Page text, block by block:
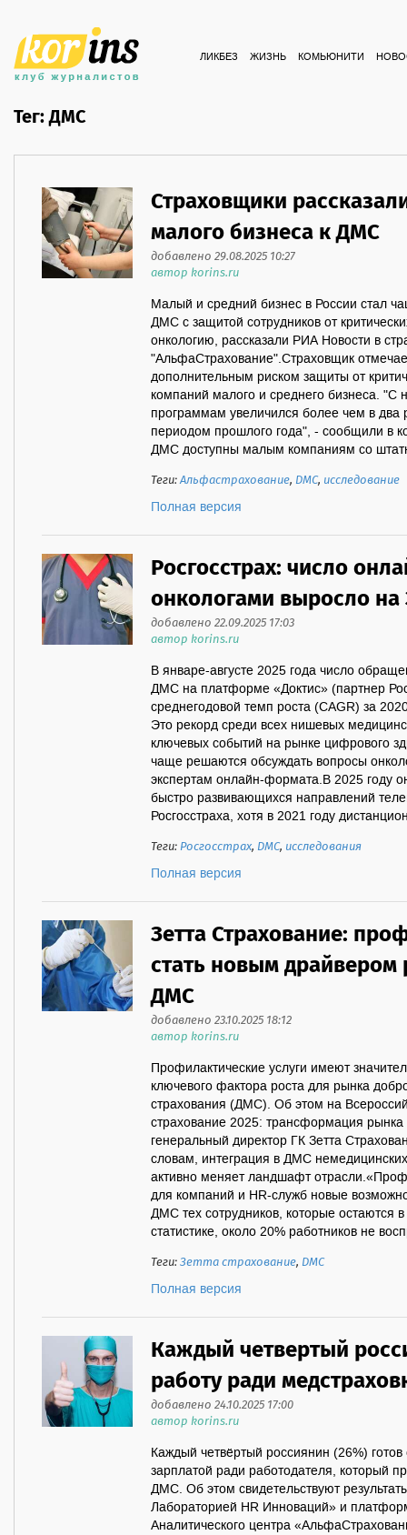
ЛИКБЕЗ ЖИЗНЬ КОМЬЮНИТИ
Тег: ДМС
Страховщики
малого бизнеса к ДМС
добавлено 29.08.2025 10:27
автор korins.ru
Малый и средний бизнес в России стал
ДМС с защитой сотрудников от
онкологию, рассказали РИА Новости в
"АльфаСтрахование".Страховщик
дополнительным риском защиты от
компаний малого и среднего бизнеса. "С
программам увеличился более чем в
периодом прошлого года", - сообщили в
ДМС доступны малым компаниям со
Теги:Альфастрахование, ДМС, исследование
Полная версия
Росгосстрах: число
онкологами выросло на
добавлено 22.09.2025 17:03
автор korins.ru
В январе-августе 2025 года число
ДМС на платформе «Доктис» (партнер
среднегодовой темп роста (CAGR) за
Это рекорд среди всех нишевых
ключевых событий на рынке цифрового
чаще решаются обсуждать вопросы
экспертам онлайн-формата.В 2025 году
быстро развивающихся направлений
Росгосстраха, хотя в 2021 году
Теги:Росгосстрах, ДМС, исследования
Полная версия
Зетта Страхование:
стать новым драйвером
ДМС
добавлено 23.10.2025 18:12
автор korins.ru
Профилактические услуги имеют
ключевого фактора роста для рынка
страхования (ДМС). Об этом на
страхование 2025: трансформация рынка
генеральный директор ГК Зетта
словам, интеграция в ДМС
активно меняет ландшафт
для компаний и HR-служб новые
ДМС тех сотрудников, которые остаются
статистике, около 20% работников не
Теги:Зетта страхование, ДМС
Полная версия
Каждый четвертый
работу ради
добавлено 24.10.2025 17:00
автор korins.ru
Каждый четвёртый россиянин (26%)
зарплатой ради работодателя, который
ДМС. Об этом свидетельствуют
Лабораторией HR Инноваций» и
Аналитического центра